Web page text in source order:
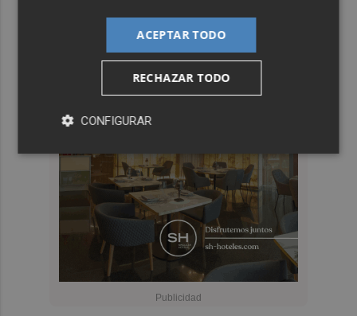
ACEPTAR TODO
RECHAZAR TODO
CONFIGURAR